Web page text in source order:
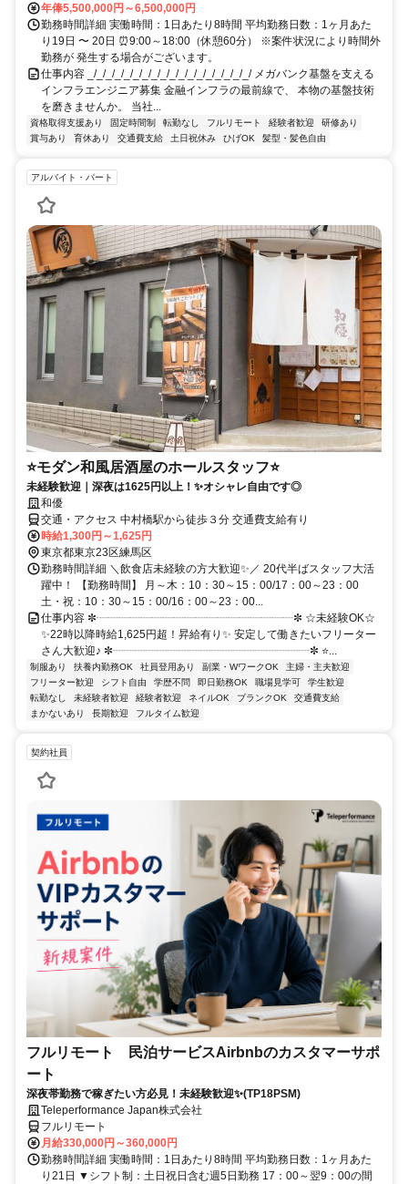
年俸5,500,000円～6,500,000円
勤務時間詳細 実働時間：1日あたり8時間 平均勤務日数：1ヶ月あた
り19日 〜 20日 ⏰9:00～18:00（休憩60分） ※案件状況により時間外
勤務が 発生する場合がございます。
仕事内容 _/_/_/_/_/_/_/_/_/_/_/_/_/_/_/_/_/_/ メガバンク基盤を支える
インフラエンジニア募集 金融インフラの最前線で、 本物の基盤技術
を磨きませんか。 当社...
資格取得支援あり 固定時間制 転勤なし フルリモート 経験者歓迎
研修あり
賞与あり
育休あり 交通費支給 土日祝休み ひげOK 髪型・髪色自由
アルバイト・パート
⭐モダン和風居酒屋のホールスタッフ⭐
未経験歓迎｜深夜は1625円以上！✨オシャレ自由です◎
和優
交通・アクセス 中村橋駅から徒歩３分 交通費支給有り
時給1,300円～1,625円
東京都東京23区練馬区
勤務時間詳細 ＼飲食店未経験の方大歓迎✨／ 20代半ばスタッフ大活
躍中！ 【勤務時間】 月～木：10：30～15：00/17：00～23：00
土・祝：10：30～15：00/16：00～23：00...
仕事内容 ✼┈┈┈┈┈┈┈┈┈┈┈┈┈┈┈┈┈┈✼ ☆未経験OK☆
✨22時以降時給1,625円超！昇給有り✨ 安定して働きたいフリーター
さん大歓迎♪ ✼┈┈┈┈┈┈┈┈┈┈┈┈┈┈┈┈┈┈✼ ⭐...
制服あり 扶養内勤務OK 社員登用あり 副業・WワークOK
主婦・主夫歓迎
フリーター歓迎
シフト自由 学歴不問 即日勤務OK 職場見学可
学生歓迎
転勤なし
未経験者歓迎 経験者歓迎 ネイルOK ブランクOK
交通費支給
まかないあり
長期歓迎 フルタイム歓迎
契約社員
フルリモート 民泊サービスAirbnbのカスタマーサポ
ート
深夜帯勤務で稼ぎたい方必見！未経験歓迎✨(TP18PSM)
Teleperformance Japan株式会社
フルリモート
月給330,000円～360,000円
勤務時間詳細 実働時間：1日あたり8時間 平均勤務日数：1ヶ月あた
り21日 ▼シフト制：土日祝日含む週5日勤務 17：00～翌9：00の間